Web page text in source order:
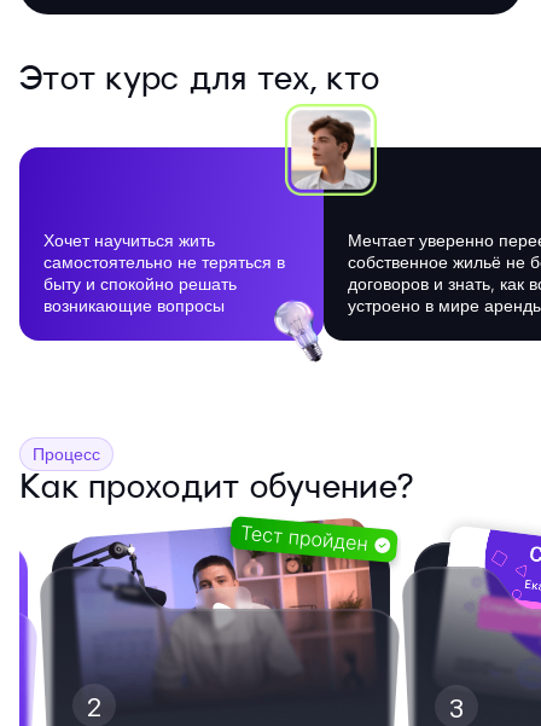
Этот курс для тех, кто
Хочет научиться жить
самостоятельно не теряться в
быту и спокойно решать
возникающие вопросы
Мечтает уверенно
собственное жильё не
договоров и знать, как
устроено в мире
Процесс
Как проходит обучение?